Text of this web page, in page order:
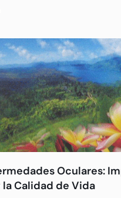
Oculares:
Calidad de Vida